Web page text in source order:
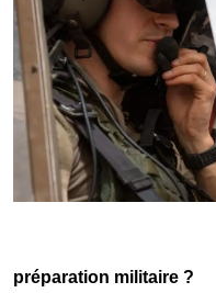
préparation militaire ?